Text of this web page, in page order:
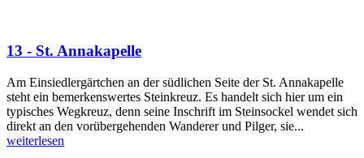
13 - St. Annakapelle
Am Einsiedlergärtchen an der südlichen Seite der St. Annakapelle
steht ein bemerkenswertes Steinkreuz. Es handelt sich hier um ein
typisches Wegkreuz, denn seine Inschrift im Steinsockel wendet sich
direkt an den vorübergehenden Wanderer und Pilger, sie...
weiterlesen